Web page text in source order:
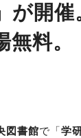
が開催
無料。
図書館で「学